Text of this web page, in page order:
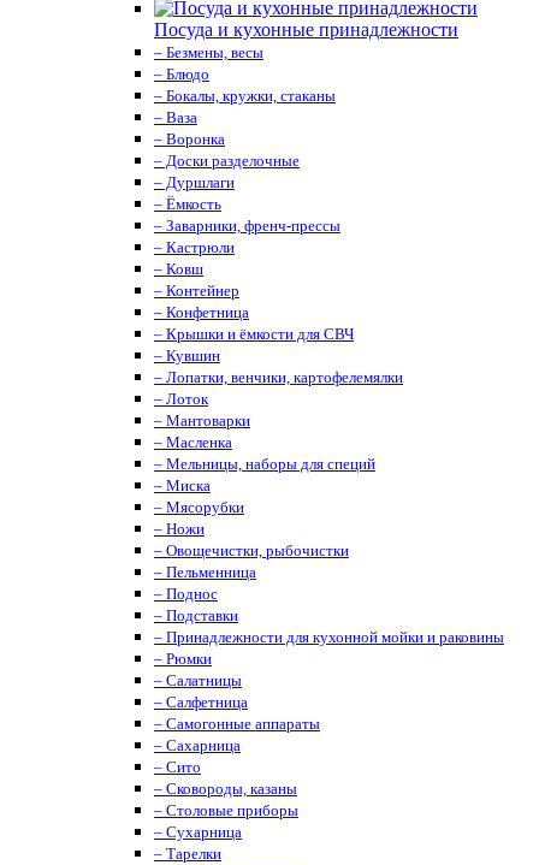
Посуда и кухонные принадлежности
– Безмены, весы
– Блюдо
– Бокалы, кружки, стаканы
– Ваза
– Воронка
– Доски разделочные
– Дуршлаги
– Ёмкость
– Заварники, френч-прессы
– Кастрюли
– Ковш
– Контейнер
– Конфетница
– Крышки и ёмкости для СВЧ
– Кувшин
– Лопатки, венчики, картофелемялки
– Лоток
– Мантоварки
– Масленка
– Мельницы, наборы для специй
– Миска
– Мясорубки
– Ножи
– Овощечистки, рыбочистки
– Пельменница
– Поднос
– Подставки
– Принадлежности для кухонной мойки и раковины
– Рюмки
– Салатницы
– Салфетница
– Самогонные аппараты
– Сахарница
– Сито
– Сковороды, казаны
– Столовые приборы
– Сухарница
– Тарелки